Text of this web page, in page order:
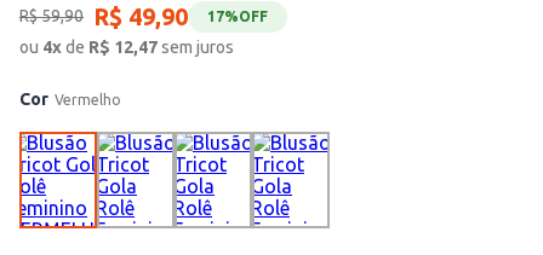
R$59,90 R$ 49,90 17%OFF
ou 4xde R$ 12,47sem juros
Cor Vermelho